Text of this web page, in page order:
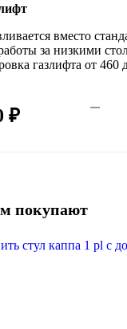
вместо
за низкими
газлифта от 460
₽
покупают